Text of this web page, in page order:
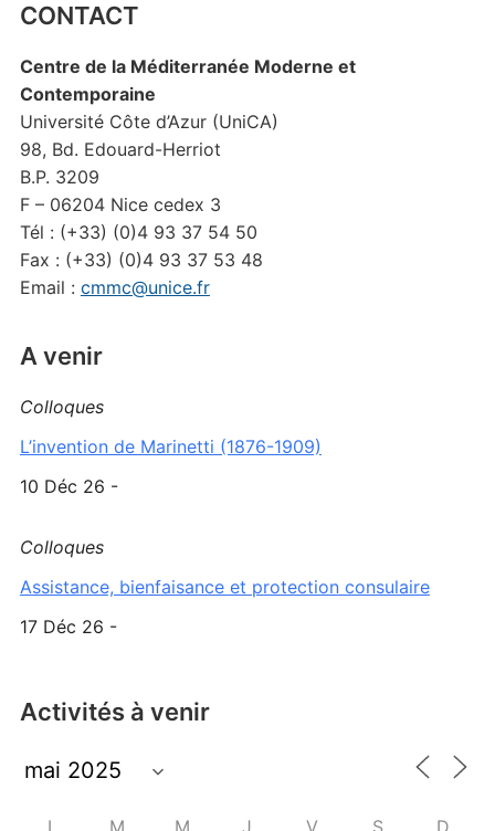
CONTACT
Centre de la Méditerranée Moderne et
Contemporaine
Université Côte d’Azur (UniCA)
98, Bd. Edouard-Herriot
B.P. 3209
F – 06204 Nice cedex 3
Tél : (+33) (0)4 93 37 54 50
Fax : (+33) (0)4 93 37 53 48
Email : cmmc@unice.fr
A venir
Colloques
L’invention de Marinetti (1876-1909)
10 Déc 26 -
Colloques
Assistance, bienfaisance et protection consulaire
17 Déc 26 -
Activités à venir